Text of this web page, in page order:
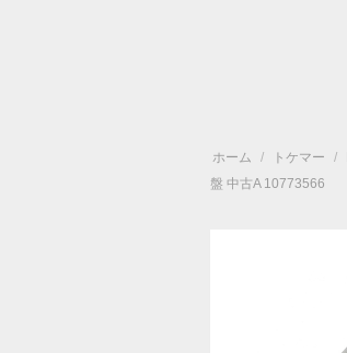
ホーム / トケマー /
盤 中古A 10773566